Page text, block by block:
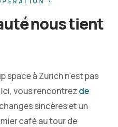
nous tient
space à Zurich n'est pas
Ici, vous rencontrez de
sincères et un
café au tour de